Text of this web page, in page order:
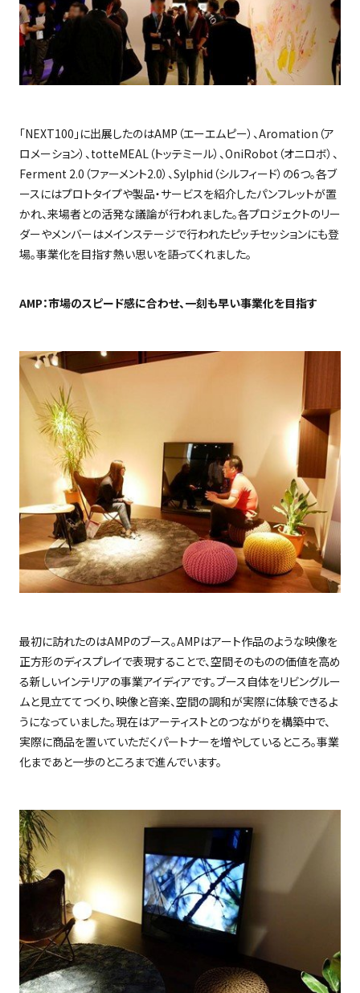
「NEXT100 」に出展したのはAMP （エーエムピー）、Aromation （ア
ロメーション）、 totteMEAL （トッテミール）、OniRobot （オニロボ）、
Ferment 2.0 （ファーメント2.0）、Sylphid （シルフィード）の6つ。各ブ
ースにはプロトタイプや製品・サービスを紹介したパンフレットが置
かれ、来場者との活発な議論が行われました。各プロジェクトのリー
ダーやメンバーはメインステージで行われたピッチセッションにも登
場。事業化を目指す熱い思いを語ってくれました。
AMP：市場のスピード感に合わせ、一刻も早い事業化を目指す
最初に訪れたのはAMPのブース。AMPはアート作品のような映像を
正方形のディスプレイで表現することで、空間そのものの価値を高め
る新しいインテリアの事業アイディアです。ブース自体をリビングルー
ムと見立ててつくり、映像と音楽、空間の調和が実際に体験できるよ
うになっていました。現在はアーティストとのつながりを構築中で、
実際に商品を置いていただくパートナーを増やしているところ。事業
化まであと一歩のところまで進んでいます。